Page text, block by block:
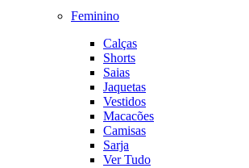
Feminino
Calças
Shorts
Saias
Jaquetas
Vestidos
Macacões
Camisas
Sarja
Ver Tudo